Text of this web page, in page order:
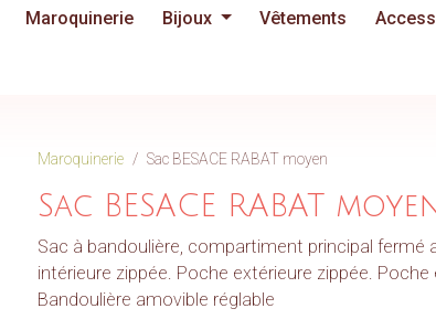
Maroquinerie Bijoux Vêtements
Maroquinerie Sac BESACE RABAT moyen
Sac BESACE RABAT
Sac à bandoulière, compartiment principal fermé
intérieure zippée. Poche extérieure zippée. Poche
Bandoulière amovible réglable